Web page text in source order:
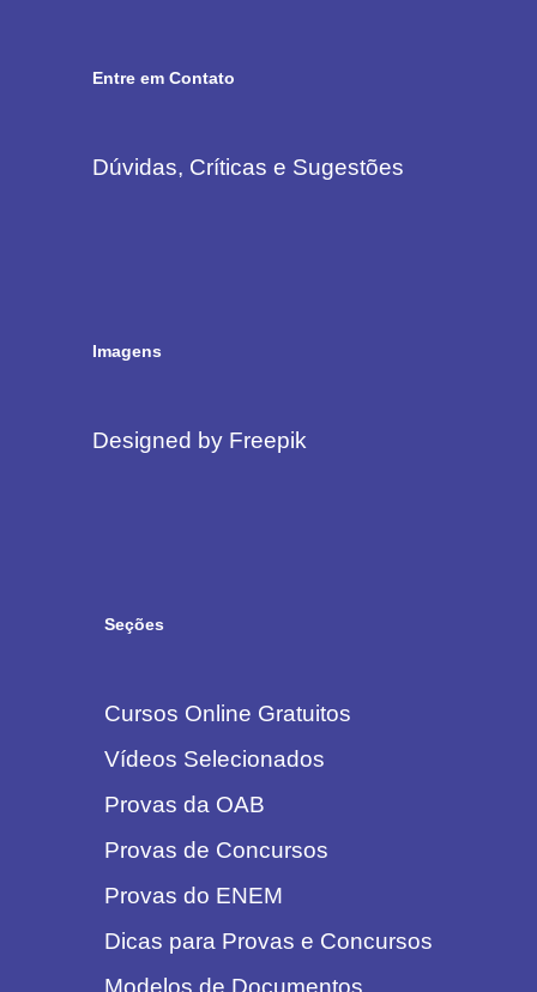
Entre em Contato
Dúvidas, Críticas e Sugestões
Imagens
Designed by Freepik
Seções
Cursos Online Gratuitos
Vídeos Selecionados
Provas da OAB
Provas de Concursos
Provas do ENEM
Dicas para Provas e Concursos
Modelos de Documentos